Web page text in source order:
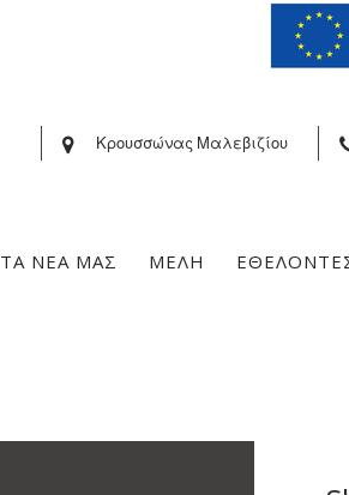
Κρουσσώνας Μαλεβιζίου
ΤΑ ΝΕΑ ΜΑΣ ΜΕΛΗ